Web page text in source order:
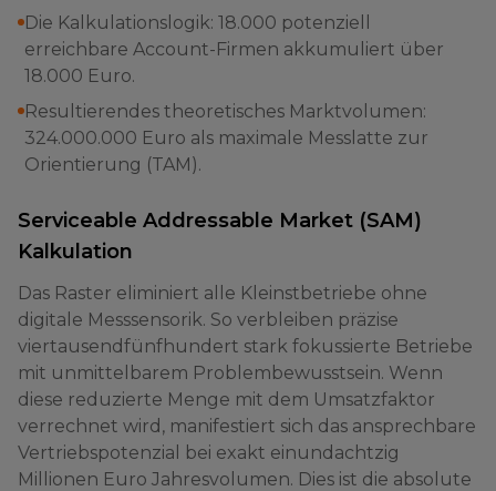
Die Kalkulationslogik: 18.000 potenziell
erreichbare Account-Firmen akkumuliert über
18.000 Euro.
Resultierendes theoretisches Marktvolumen:
324.000.000 Euro als maximale Messlatte zur
Orientierung (TAM).
Serviceable Addressable Market (SAM)
Kalkulation
Das Raster eliminiert alle Kleinstbetriebe ohne
digitale Messsensorik. So verbleiben präzise
viertausendfünfhundert stark fokussierte Betriebe
mit unmittelbarem Problembewusstsein. Wenn
diese reduzierte Menge mit dem Umsatzfaktor
verrechnet wird, manifestiert sich das ansprechbare
Vertriebspotenzial bei exakt einundachtzig
Millionen Euro Jahresvolumen. Dies ist die absolute